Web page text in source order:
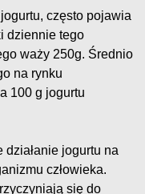
często pojawia
dziennie tego
waży 250g. Średnio
na rynku
100 g jogurtu
jogurtu na
człowieka.
się do